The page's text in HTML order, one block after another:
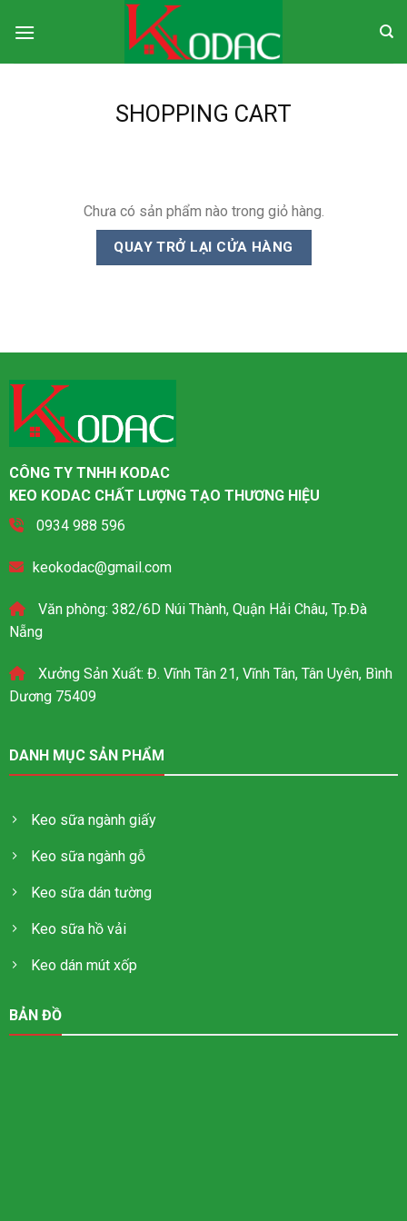
SHOPPING CART
Chưa có sản phẩm nào trong giỏ hàng.
QUAY TRỞ LẠI CỬA HÀNG
CÔNG TY TNHH KODAC
KEO KODAC CHẤT LƯỢNG TẠO THƯƠNG HIỆU
0934 988 596
keokodac@gmail.com
Văn phòng: 382/6D Núi Thành, Quận Hải Châu, Tp.Đà
Nẵng
Xưởng Sản Xuất: Đ. Vĩnh Tân 21, Vĩnh Tân, Tân Uyên, Bình
Dương 75409
DANH MỤC SẢN PHẨM
Keo sữa ngành giấy
Keo sữa ngành gỗ
Keo sữa dán tường
Keo sữa hồ vải
Keo dán mút xốp
BẢN ĐỒ